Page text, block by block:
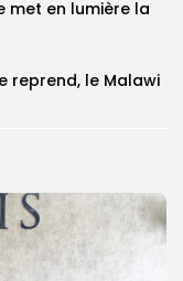
met en lumière la
reprend, le Malawi